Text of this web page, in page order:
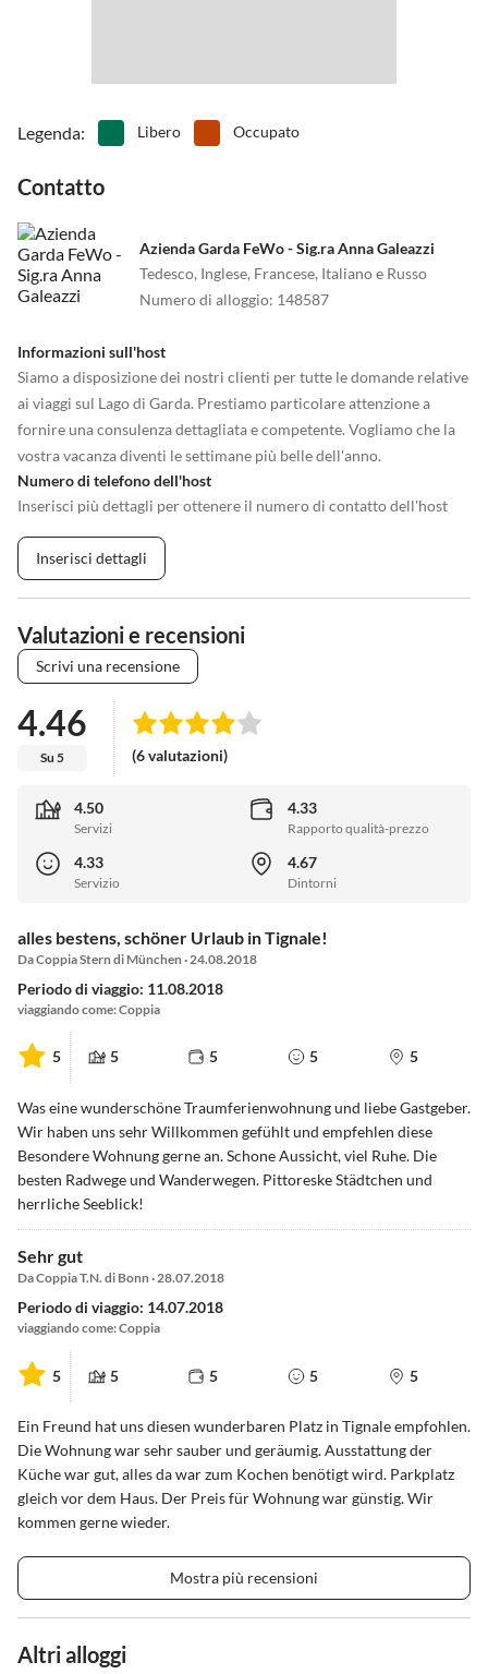
Legenda: Libero Occupato
Contatto
Azienda Garda FeWo - Sig.ra Anna Galeazzi
Tedesco, Inglese, Francese, Italiano e Russo
Numero di alloggio: 148587
Informazioni sull'host
Siamo a disposizione dei nostri clienti per tutte le domande relative
ai viaggi sul Lago di Garda. Prestiamo particolare attenzione a
fornire una consulenza dettagliata e competente. Vogliamo che la
vostra vacanza diventi le settimane più belle dell'anno.
Numero di telefono dell'host
Inserisci più dettagli per ottenere il numero di contatto dell'host
Inserisci dettagli
Valutazioni e recensioni
Scrivi una recensione
4.46
Su 5 (6 valutazioni)
4.50
Servizi
4.33
Rapporto qualità-prezzo
4.33
Servizio
4.67
Dintorni
alles bestens, schöner Urlaub in Tignale!
Da Coppia Stern di München · 24.08.2018
Periodo di viaggio: 11.08.2018
viaggiando come: Coppia
5 5 5 5 5
Was eine wunderschöne Traumferienwohnung und liebe Gastgeber.
Wir haben uns sehr Willkommen gefühlt und empfehlen diese
Besondere Wohnung gerne an. Schone Aussicht, viel Ruhe. Die
besten Radwege und Wanderwegen. Pittoreske Städtchen und
herrliche Seeblick!
Sehr gut
Da Coppia T.N. di Bonn · 28.07.2018
Periodo di viaggio: 14.07.2018
viaggiando come: Coppia
5 5 5 5 5
Ein Freund hat uns diesen wunderbaren Platz in Tignale empfohlen.
Die Wohnung war sehr sauber und geräumig. Ausstattung der
Küche war gut, alles da war zum Kochen benötigt wird. Parkplatz
gleich vor dem Haus. Der Preis für Wohnung war günstig. Wir
kommen gerne wieder.
Mostra più recensioni
Altri alloggi